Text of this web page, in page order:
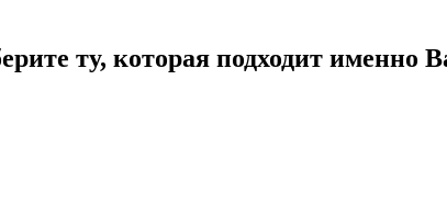
ту, которая подходит именно